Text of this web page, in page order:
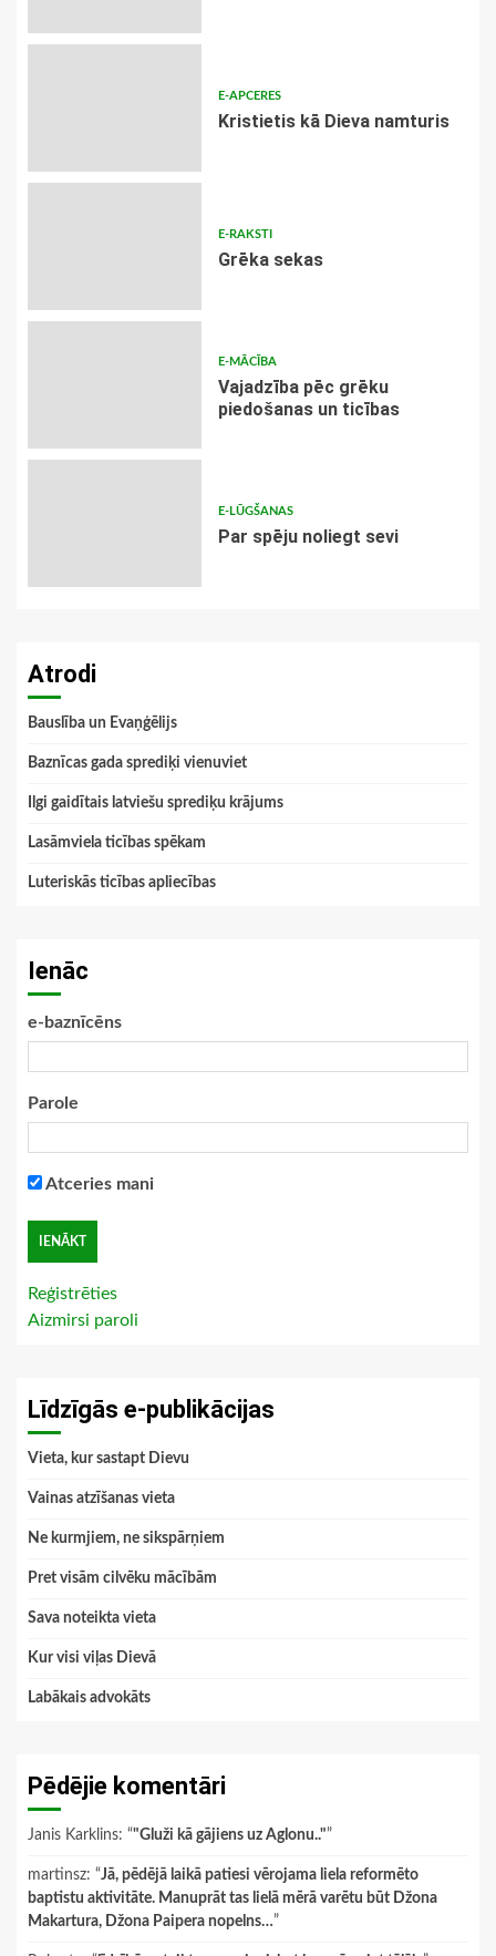
E-APCERES
Kristietis kā Dieva namturis
E-RAKSTI
Grēka sekas
E-MĀCĪBA
Vajadzība pēc grēku
piedošanas un ticības
E-LŪGŠANAS
Par spēju noliegt sevi
Atrodi
Bauslība un Evaņģēlijs
Baznīcas gada sprediķi vienuviet
Ilgi gaidītais latviešu sprediķu krājums
Lasāmviela ticības spēkam
Luteriskās ticības apliecības
Ienāc
e-baznīcēns
Parole
Atceries mani
Reģistrēties
Aizmirsi paroli
Līdzīgās e-publikācijas
Vieta, kur sastapt Dievu
Vainas atzīšanas vieta
Ne kurmjiem, ne sikspārņiem
Pret visām cilvēku mācībām
Sava noteikta vieta
Kur visi viļas Dievā
Labākais advokāts
Pēdējie komentāri
Janis Karklins: “"Gluži kā gājiens uz Aglonu.."”
martinsz: “Jā, pēdējā laikā patiesi vērojama liela reformēto
baptistu aktivitāte. Manuprāt tas lielā mērā varētu būt Džona
Makartura, Džona Paipera nopelns…”